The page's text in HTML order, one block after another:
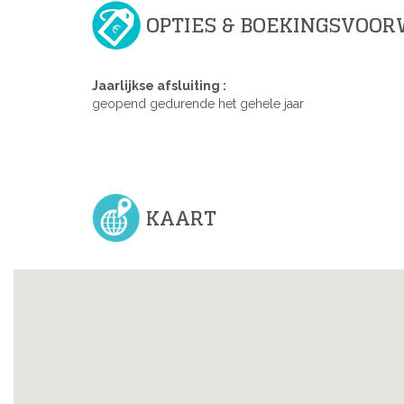
OPTIES &
Jaarlijkse afsluiting :
geopend gedurende het gehele jaar
KAART